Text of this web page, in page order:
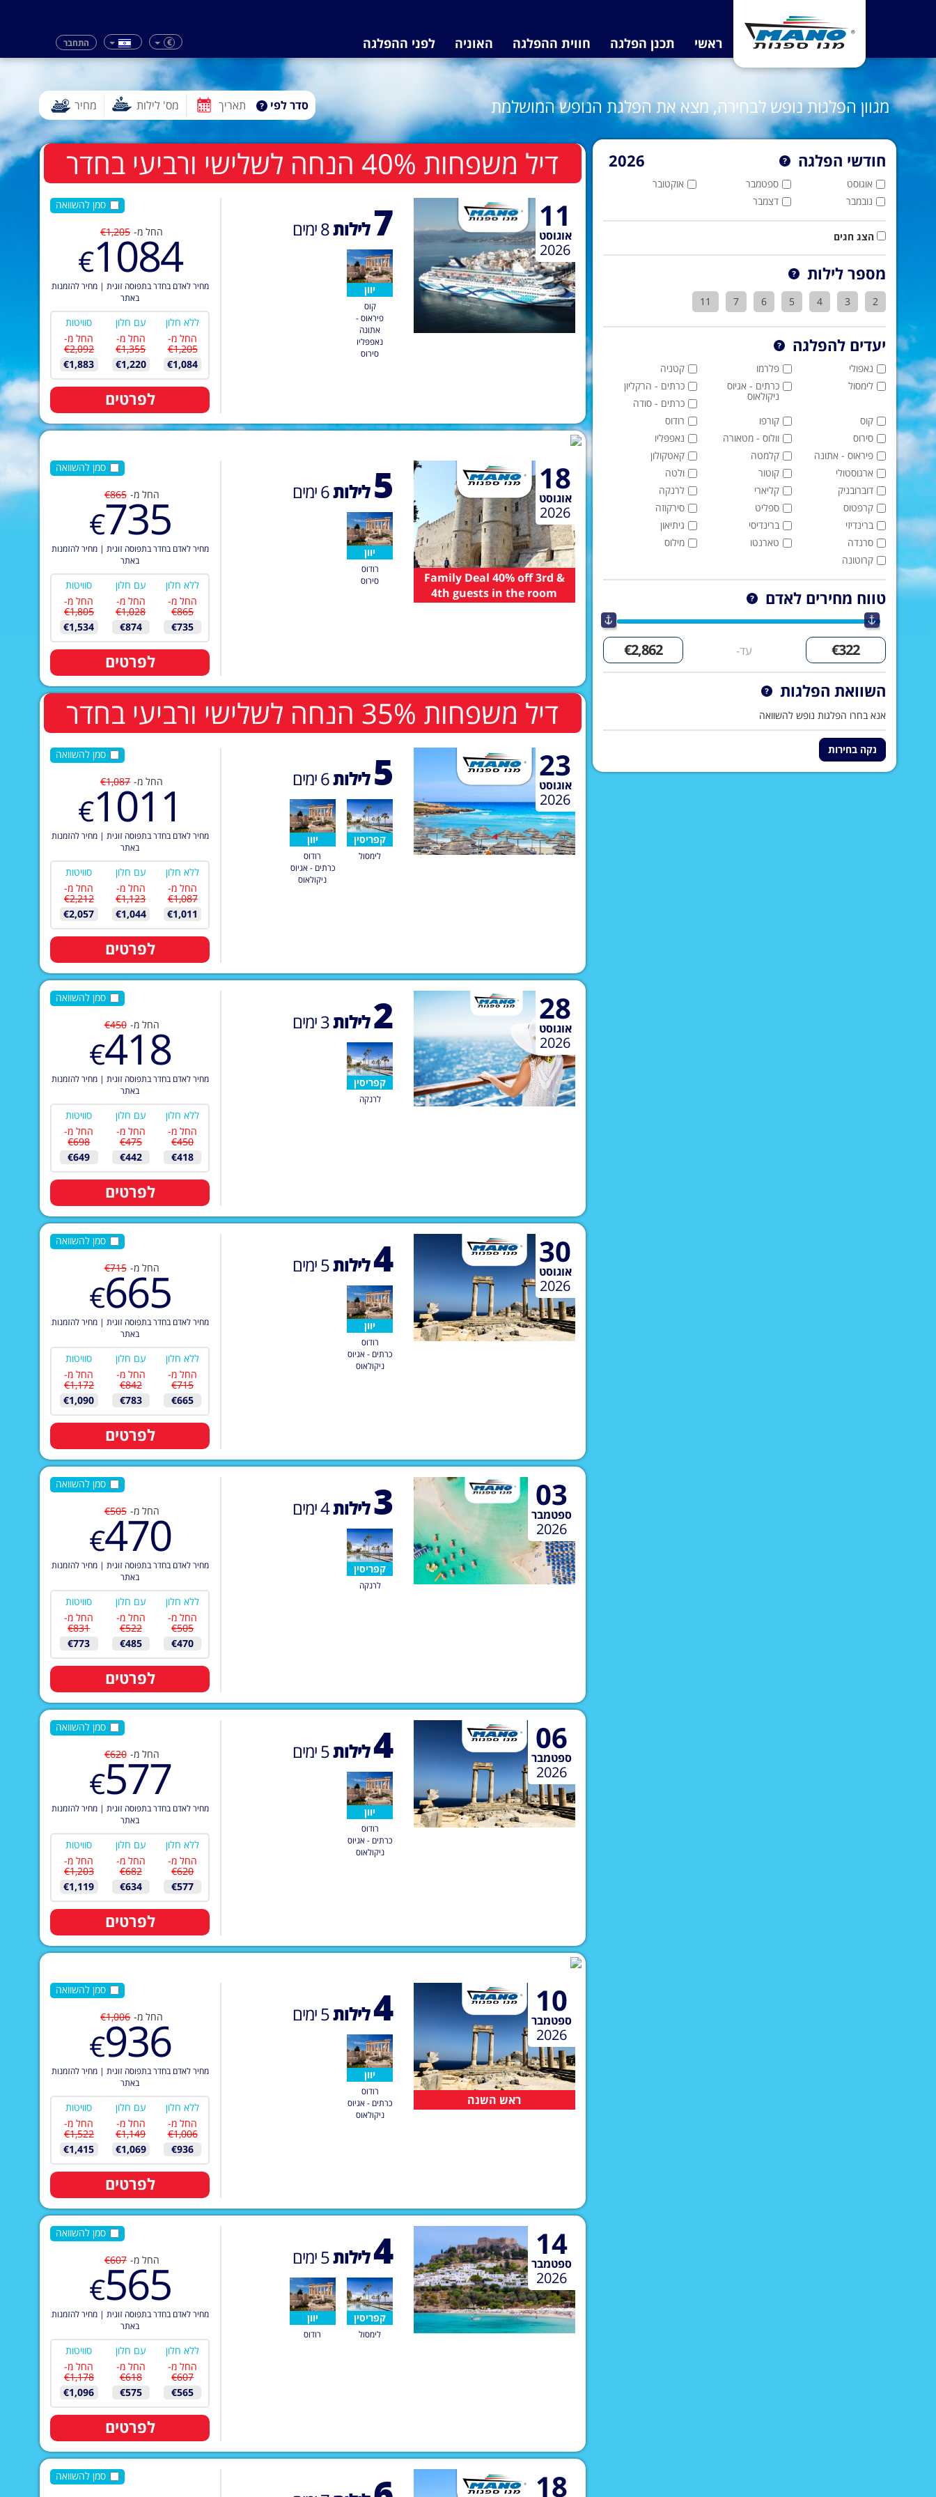
ראשי תכנן הפלגה חווית ההפלגה האוניה לפני ההפלגה € התחבר
מגוון הפלגות נופש לבחירה, מצא את הפלגת הנופש המושלמת
חודשי הפלגה 2026
אוגוסט ספטמבר
אוקטובר
נובמבר
דצמבר
הצג חגים
מספר לילות
2
3
4
5
6
7
11
יעדים להפלגה
נאפולי פלרמו
קטניה
לימסול
כרתים - אגיוס
ניקולאוס
כרתים - הרקליון
כרתים - סודה
קוס
קורפו
רודוס
סירוס
וולוס - מטאורה
נאפפּליו
פיראוס - אתונה
קלמטה
קאטקולון
ארגוסטולי
קוטור
ולטה
דוברובניק
קליארי
לרנקה
קרפטוס
ספליט
סירקוזה
ברינדיזי
ברינדיסי
גיתיאון
סרנדה
טארנטו
מילוס
קרוטונה
טווח מחירים לאדם
עד-
השוואת הפלגות
אנא בחרו הפלגות נופש להשוואה
נקה בחירות
סדר לפי תאריך מס' לילות מחיר
דיל משפחות 40% הנחה לשלישי ורביעי בחדר
סמן להשוואה
החל מ- €1,205
€1084
מחיר לאדם בחדר בתפוסה זוגית |מחיר להזמנות
באתר
ללא חלון
החל מ-
€1,205
€1,084
עם חלון
החל מ-
€1,355
€1,220
סוויטות
החל מ-
€2,092
€1,883
לפרטים
7לילות8ימים
יוון
קוס
פיראוס -
אתונה
נאפפּליו
סירוס
11
אוגוסט
2026
סמן להשוואה
החל מ- €865
€735
מחיר לאדם בחדר בתפוסה זוגית |מחיר להזמנות
באתר
ללא חלון
החל מ-
€865
€735
עם חלון
החל מ-
€1,028
€874
סוויטות
החל מ-
€1,805
€1,534
לפרטים
5 לילות6ימים
יוון
רודוס
סירוס
Family Deal 40% off 3rd &
4th guests in the room
18
אוגוסט
2026
דיל משפחות 35% הנחה לשלישי ורביעי בחדר
סמן להשוואה
החל מ- €1,087
€1011
מחיר לאדם בחדר בתפוסה זוגית |מחיר להזמנות
באתר
ללא חלון
החל מ-
€1,087
€1,011
עם חלון
החל מ-
€1,123
€1,044
סוויטות
החל מ-
€2,212
€2,057
לפרטים
5 לילות6ימים
קפריסין
לימסול
יוון
רודוס
כרתים - אגיוס
ניקולאוס
23
אוגוסט
2026
סמן להשוואה
החל מ- €450
€418
מחיר לאדם בחדר בתפוסה זוגית |מחיר להזמנות
באתר
ללא חלון
החל מ-
€450
€418
עם חלון
החל מ-
€475
€442
סוויטות
החל מ-
€698
€649
לפרטים
2לילות3ימים
קפריסין
לרנקה
28
אוגוסט
2026
סמן להשוואה
החל מ- €715
€665
מחיר לאדם בחדר בתפוסה זוגית |מחיר להזמנות
באתר
ללא חלון
החל מ-
€715
€665
עם חלון
החל מ-
€842
€783
סוויטות
החל מ-
€1,172
€1,090
לפרטים
4לילות5ימים
יוון
רודוס
כרתים - אגיוס
ניקולאוס
30
אוגוסט
2026
סמן להשוואה
החל מ- €505
€470
מחיר לאדם בחדר בתפוסה זוגית |מחיר להזמנות
באתר
ללא חלון
החל מ-
€505
€470
עם חלון
החל מ-
€522
€485
סוויטות
החל מ-
€831
€773
לפרטים
3לילות4ימים
קפריסין
לרנקה
03
ספטמבר
2026
סמן להשוואה
החל מ- €620
€577
מחיר לאדם בחדר בתפוסה זוגית |מחיר להזמנות
באתר
ללא חלון
החל מ-
€620
€577
עם חלון
החל מ-
€682
€634
סוויטות
החל מ-
€1,203
€1,119
לפרטים
4לילות5ימים
יוון
רודוס
כרתים - אגיוס
ניקולאוס
06
ספטמבר
2026
סמן להשוואה
החל מ- €1,006
€936
מחיר לאדם בחדר בתפוסה זוגית |מחיר להזמנות
באתר
ללא חלון
החל מ-
€1,006
€936
עם חלון
החל מ-
€1,149
€1,069
סוויטות
החל מ-
€1,522
€1,415
לפרטים
4לילות5ימים
יוון
רודוס
כרתים - אגיוס
ניקולאוס
ראש השנה
10
ספטמבר
2026
סמן להשוואה
החל מ- €607
€565
מחיר לאדם בחדר בתפוסה זוגית |מחיר להזמנות
באתר
ללא חלון
החל מ-
€607
€565
עם חלון
החל מ-
€618
€575
סוויטות
החל מ-
€1,178
€1,096
לפרטים
4לילות5ימים
קפריסין
לימסול
יוון
רודוס
14
ספטמבר
2026
סמן להשוואה 18